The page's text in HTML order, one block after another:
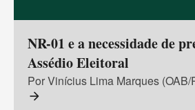
NR-01 e a necessidade de
Assédio Eleitoral
Por Vinícius Lima Marques (OAB/
arrow_forward